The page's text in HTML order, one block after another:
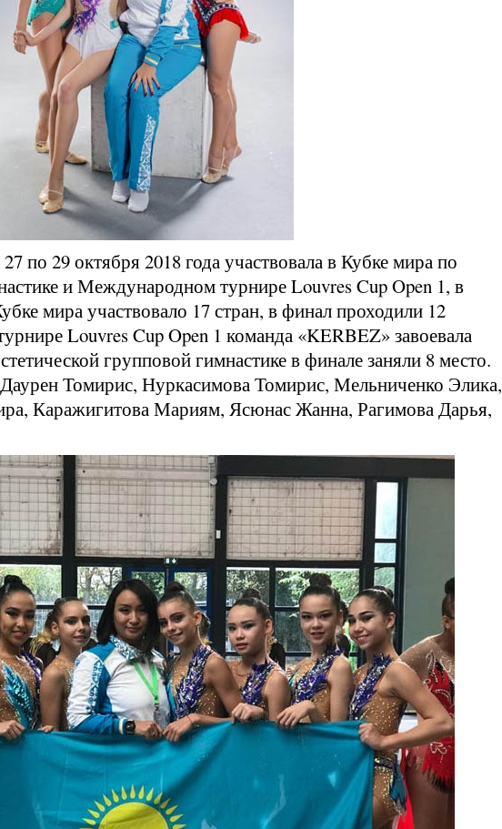
по 29 октября 2018 года участвовала в Кубке мира по
и Международном турнире Louvres Cup Open 1, в
мира участвовало 17 стран, в финал проходили 12
Louvres Cup Open 1 команда «KERBEZ» завоевала
групповой гимнастике в финале заняли 8 место.
Томирис, Нуркасимова Томирис, Мельниченко Элика,
Каражигитова Мариям, Ясюнас Жанна, Рагимова Дарья,